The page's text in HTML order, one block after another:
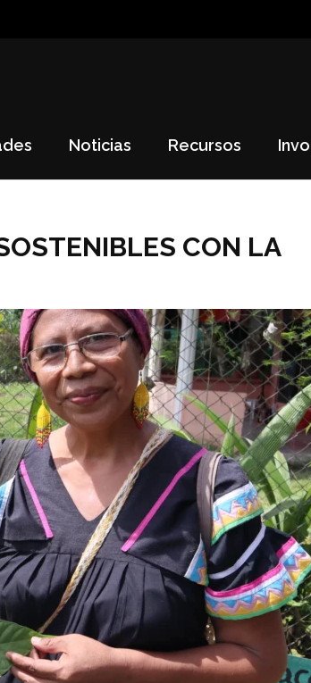
Noticias Recursos
CON LA